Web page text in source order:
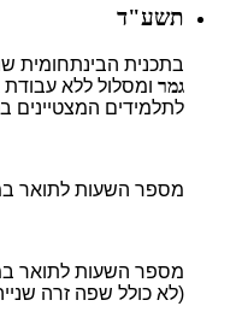
תשע"ד
בתכנית הבינתחומית
גמר ומסלול ללא
לתלמידים המצטיינים
מספר השעות לתואר
(לא כולל שפה זרה